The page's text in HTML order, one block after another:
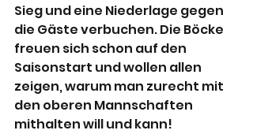
Sieg und eine Niederlage gegen
die Gäste verbuchen. Die Böcke
freuen sich schon auf den
Saisonstart und wollen allen
zeigen, warum man zurecht mit
den oberen Mannschaften
mithalten will und kann!